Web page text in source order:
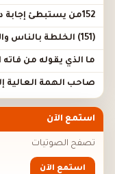
152من يستبطئ إجابة دعائه
(151) الخلطة بالناس والأقرباء
ما الذي يقوله من فاته
صاحب الهمة العالية
استمع الآن
تصفح الصوتيات
استمع الآن